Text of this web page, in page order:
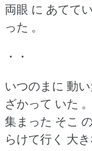
両眼 に あてて
った 。
・・
いつのまに 動
ざかって いた 。
集まった そこ
らけて行く 大